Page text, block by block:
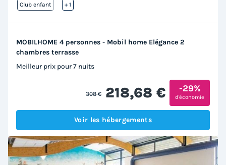
Club enfant Lac
+ 1
MOBILHOME 4 personnes - Mobil home Elégance 2
chambres terrasse
Meilleur prix pour 7 nuits
308 € 218,68 € -29%
d'économie
Voir les hébergements